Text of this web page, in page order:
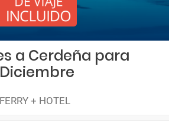
a Cerdeña para
Diciembre
FERRY + HOTEL